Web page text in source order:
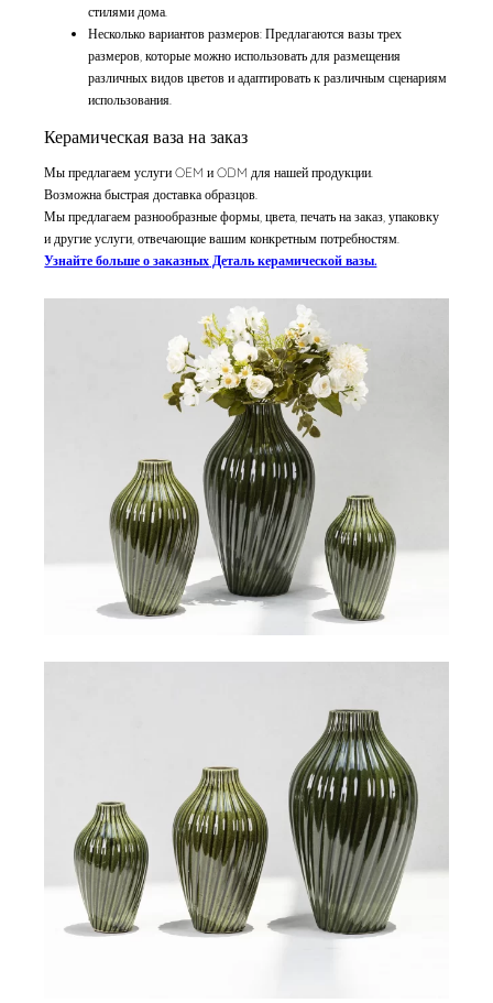
стилями дома.
Несколько вариантов размеров: Предлагаются вазы трех
размеров, которые можно использовать для размещения
различных видов цветов и адаптировать к различным сценариям
использования.
Керамическая ваза на заказ
Мы предлагаем услуги OEM и ODM для нашей продукции.
Возможна быстрая доставка образцов.
Мы предлагаем разнообразные формы, цвета, печать на заказ, упаковку
и другие услуги, отвечающие вашим конкретным потребностям.
Узнайте больше о заказных Деталь керамической вазы.